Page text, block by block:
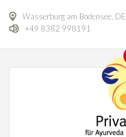
Wasserburg am Bodensee, DE
+49 8382 998191